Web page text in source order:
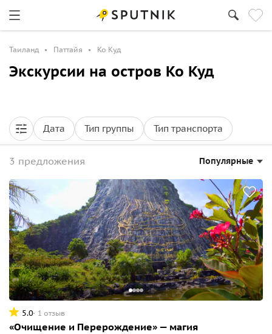
Таиланд Паттайя Ко Куд
Экскурсии на остров Ко Куд
Дата Тип группы Тип транспорта
3 предложения Популярные
5.0 1 отзыв
«Очищение и Перерождение» — магия